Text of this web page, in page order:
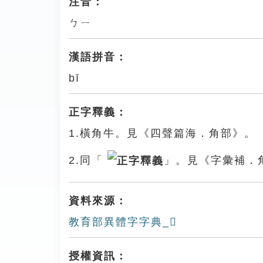
ㄅㄧ
漢語拼音：
bī
正字釋義：
1.橫角牛。見《四聲篇海．角部》。
2.同「 」。見《字彙補．
資料來源：
教育部異體字字典_𧤃
授權資訊：